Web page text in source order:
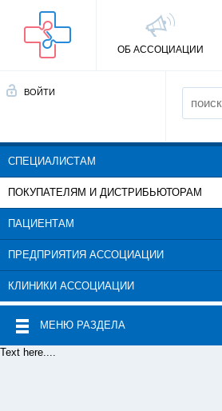
ОБ АССОЦИАЦИИ
ВОЙТИ
СПЕЦИАЛИСТАМ
ПОКУПАТЕЛЯМ И ДИСТРИБЬЮТОРАМ
ПАЦИЕНТАМ
ПРЕДПРИЯТИЯ АССОЦИАЦИИ
КЛИНИКИ АССОЦИАЦИИ
МЕНЮ РАЗДЕЛА
Text here....